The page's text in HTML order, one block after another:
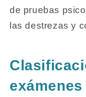
de pruebas
las destrezas y